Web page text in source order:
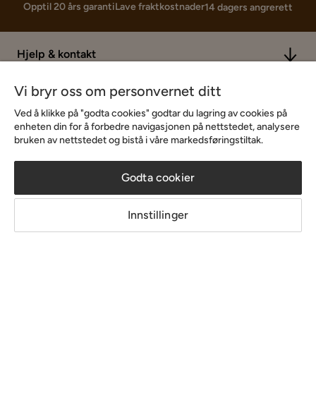
Opptil 20 års garantiLave fraktkostnader14 dagers angrerett
Hjelp & kontakt
Sortiment & tilbud
Inspirasjon
Om Chilli
Vi bryr oss om personvernet ditt
Ved å klikke på "godta cookies" godtar du lagring av cookies på
enheten din for å forbedre navigasjonen på nettstedet, analysere
bruken av nettstedet og bistå i våre markedsføringstiltak.
Godta cookier
Innstillinger